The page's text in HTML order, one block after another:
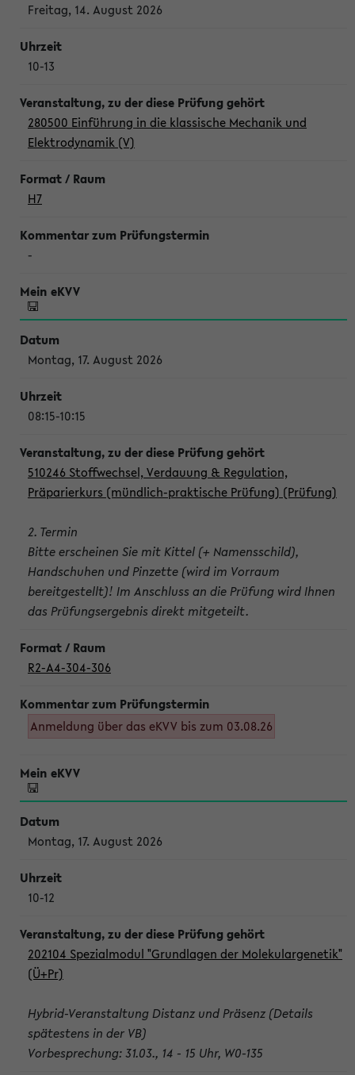
Freitag, 14. August 2026
10-13
280500 Einführung in die klassische Mechanik und
Elektrodynamik (V)
H7
-
Montag, 17. August 2026
08:15-10:15
510246 Stoffwechsel, Verdauung & Regulation,
Präparierkurs (mündlich-praktische Prüfung) (Prüfung)
2. Termin
Bitte erscheinen Sie mit Kittel (+ Namensschild),
Handschuhen und Pinzette (wird im Vorraum
bereitgestellt)! Im Anschluss an die Prüfung wird Ihnen
das Prüfungsergebnis direkt mitgeteilt.
R2-A4-304-306
Anmeldung über das eKVV bis zum 03.08.26
Montag, 17. August 2026
10-12
202104 Spezialmodul "Grundlagen der Molekulargenetik"
(Ü+Pr)
Hybrid-Veranstaltung Distanz und Präsenz (Details
spätestens in der VB)
Vorbesprechung: 31.03., 14 - 15 Uhr, W0-135